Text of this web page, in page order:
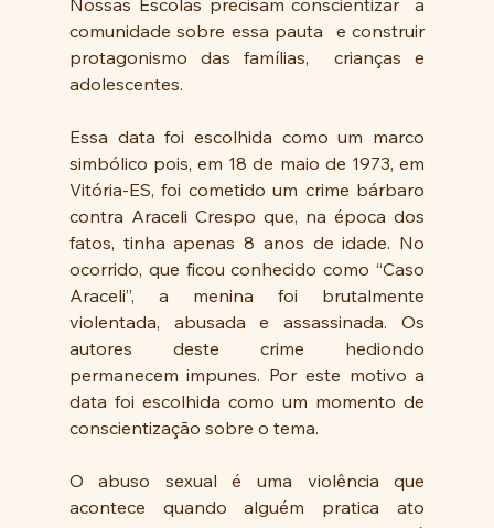
Nossas Escolas precisam conscientizar  a
comunidade sobre essa pauta  e construir
protagonismo das famílias,  crianças e
adolescentes.
Essa data foi escolhida como um marco
simbólico pois, em 18 de maio de 1973, em
Vitória-ES, foi cometido um crime bárbaro
contra Araceli Crespo que, na época dos
fatos, tinha apenas 8 anos de idade. No
ocorrido, que ficou conhecido como “Caso
Araceli”, a menina foi brutalmente
violentada, abusada e assassinada. Os
autores deste crime hediondo
permanecem impunes. Por este motivo a
data foi escolhida como um momento de
conscientização sobre o tema.
O abuso sexual é uma violência que
acontece quando alguém pratica ato